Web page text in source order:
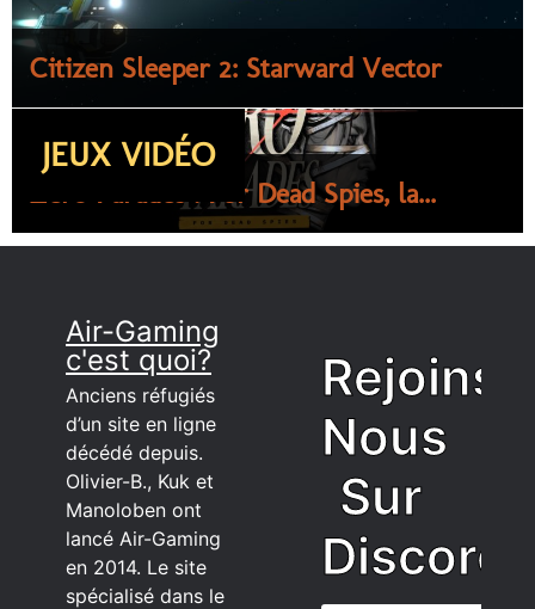
Citizen Sleeper 2: Starward Vector
JEUX VIDÉO
Zero Parades : For Dead Spies, la...
Air-Gaming
c'est quoi?
Anciens réfugiés
d’un site en ligne
décédé depuis.
Olivier-B., Kuk et
Manoloben ont
lancé Air-Gaming
en 2014. Le site
spécialisé dans le
Rejoins
Nous
Sur
Discord